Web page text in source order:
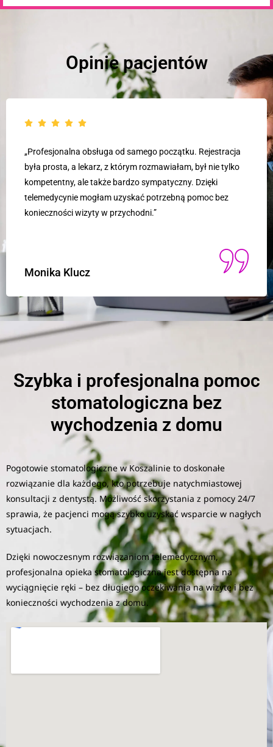
Opinie pacjentów
„Jestem bardzo zadowolony z konsultacji online. Lekarz był
niezwykle profesjonalny i odpowiedział na wszystkie moje
pytania. Dzięki telemedycynie uniknąłem długiego czekania
w przychodni i otrzymałem pomoc szybko i wygodnie.”
Wojciech Marszałek
Szybka i profesjonalna pomoc
stomatologiczna bez
wychodzenia z domu
Pogotowie stomatologiczne w Koszalinie to doskonałe
rozwiązanie dla każdego, kto potrzebuje natychmiastowej
konsultacji z dentystą. Możliwość skorzystania z pomocy 24/7
sprawia, że pacjenci mogą szybko uzyskać wsparcie w nagłych
sytuacjach.
Dzięki nowoczesnym rozwiązaniom telemedycznym,
profesjonalna opieka stomatologiczna jest dostępna na
wyciągnięcie ręki – bez długiego oczekiwania na wizytę i bez
konieczności wychodzenia z domu.